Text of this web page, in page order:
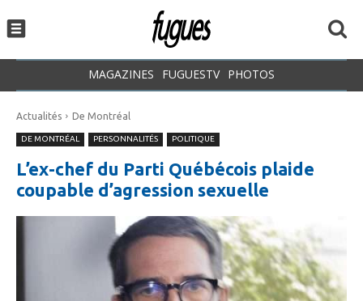
MAGAZINES FUGUESTV PHOTOS
Actualités De Montréal
DE MONTRÉAL PERSONNALITÉS POLITIQUE
L’ex-chef du Parti Québécois plaide
coupable d’agression sexuelle